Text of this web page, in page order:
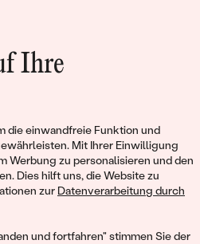
Ihre
die einwandfreie Funktion und
Mit Ihrer Einwilligung
Werbung zu personalisieren und den
Dies hilft uns, die Website zu
zur Datenverarbeitung durch
und fortfahren" stimmen Sie der
viele Dinge klarer sehen und
auch Inspiration und Intuition